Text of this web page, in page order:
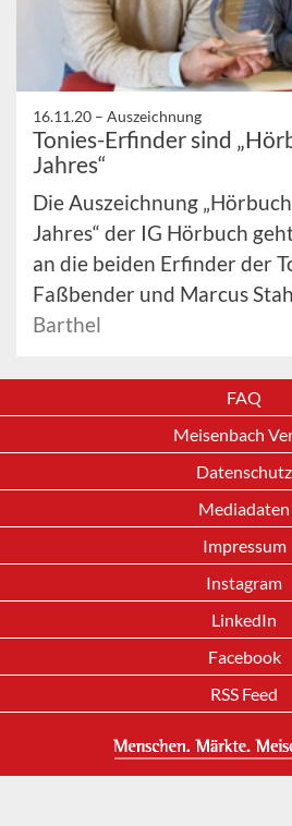
16.11.20 – Auszeichnung
Tonies-Erfinder sind
Jahres“
Die Auszeichnung
Jahres“ der IG Hörbuch
an die beiden Erfinder der
Faßbender und Marcus
Barthel
FAQ
Meisenbach
Datenschutz
Mediadaten
Impressum
Instagram
LinkedIn
Facebook
RSS Feed